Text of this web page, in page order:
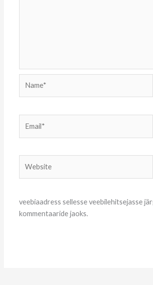
veebiaadress sellesse veebilehitsejasse
kommentaaride jaoks.